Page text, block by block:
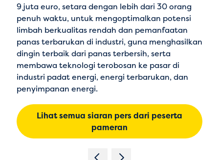
9 juta euro, setara dengan lebih dari 30 orang
penuh waktu, untuk mengoptimalkan potensi
limbah berkualitas rendah dan pemanfaatan
panas terbarukan di industri, guna menghasilkan
dingin terbaik dari panas terbersih, serta
membawa teknologi terobosan ke pasar di
industri padat energi, energi terbarukan, dan
penyimpanan energi.
Lihat semua siaran pers dari peserta
pameran